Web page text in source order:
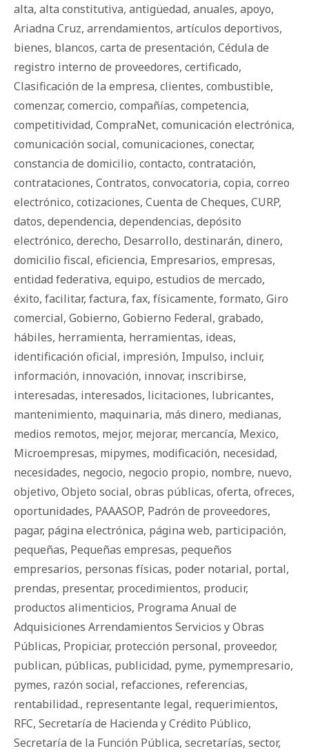
alta, alta constitutiva, antigüedad, anuales, apoyo,
Ariadna Cruz, arrendamientos, artículos deportivos,
bienes, blancos, carta de presentación, Cédula de
registro interno de proveedores, certificado,
Clasificación de la empresa, clientes, combustible,
comenzar, comercio, compañías, competencia,
competitividad, CompraNet, comunicación electrónica,
comunicación social, comunicaciones, conectar,
constancia de domicilio, contacto, contratación,
contrataciones, Contratos, convocatoria, copia, correo
electrónico, cotizaciones, Cuenta de Cheques, CURP,
datos, dependencia, dependencias, depósito
electrónico, derecho, Desarrollo, destinarán, dinero,
domicilio fiscal, eficiencia, Empresarios, empresas,
entidad federativa, equipo, estudios de mercado,
éxito, facilitar, factura, fax, físicamente, formato, Giro
comercial, Gobierno, Gobierno Federal, grabado,
hábiles, herramienta, herramientas, ideas,
identificación oficial, impresión, Impulso, incluir,
información, innovación, innovar, inscribirse,
interesadas, interesados, licitaciones, lubricantes,
mantenimiento, maquinaria, más dinero, medianas,
medios remotos, mejor, mejorar, mercancía, Mexico,
Microempresas, mipymes, modificación, necesidad,
necesidades, negocio, negocio propio, nombre, nuevo,
objetivo, Objeto social, obras públicas, oferta, ofreces,
oportunidades, PAAASOP, Padrón de proveedores,
pagar, página electrónica, página web, participación,
pequeñas, Pequeñas empresas, pequeños
empresarios, personas físicas, poder notarial, portal,
prendas, presentar, procedimientos, producir,
productos alimenticios, Programa Anual de
Adquisiciones Arrendamientos Servicios y Obras
Públicas, Propiciar, protección personal, proveedor,
publican, públicas, publicidad, pyme, pymempresario,
pymes, razón social, refacciones, referencias,
rentabilidad., representante legal, requerimientos,
RFC, Secretaría de Hacienda y Crédito Público,
Secretaría de la Función Pública, secretarías, sector,